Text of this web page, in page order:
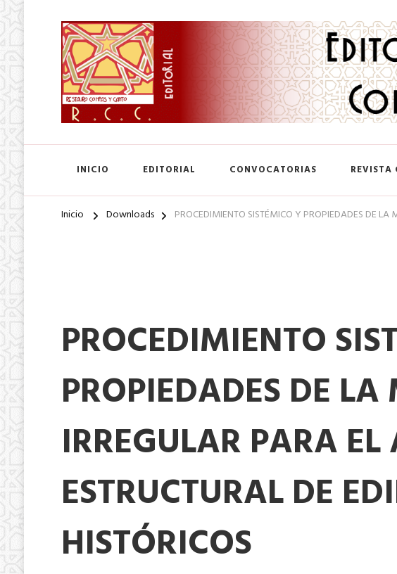
INICIO EDITORIAL CONVOCATORIAS REVISTA
Inicio Downloads PROCEDIMIENTO SISTÉMICO Y PROPIEDADES DE LA
PROCEDIMIENTO
PROPIEDADES DE
IRREGULAR PARA
ESTRUCTURAL DE
HISTÓRICOS